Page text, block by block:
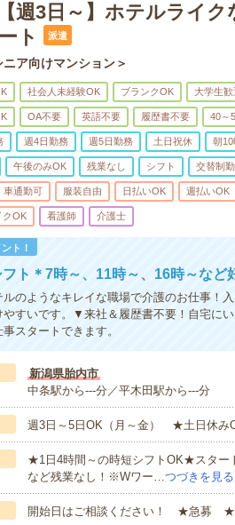
週3日～】ホテルライ
ト
派遣
ニア向けマンション＞
社会人未経験OK ブランクOK 大学生歓
OA不要 英語不要 履歴書不要 40～
週4日勤務 週5日勤務 土日祝休 朝10
午後のみOK 残業なし シフト 交替制
車通勤可 服装自由 日払いOK 週払いOK
クOK 看護師 介護士
ト！
フト＊7時～、11時～、16時～など
のようなキレイな職場で介護のお仕事！
やすいです。▼来社＆履歴書不要！自宅に
スタートできます。
新潟県胎内市
中条駅から---分／平木田駅から---分
週3日～5日OK（月～金） ★土日休み
★1日4時間～の時短シフトOK★スター
など残業なし！※Wワー…つづきを見る
開始日はご相談ください！ ★急募 ★